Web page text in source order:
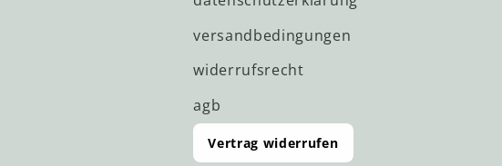
versandbedingungen
widerrufsrecht
agb
Vertrag widerrufen